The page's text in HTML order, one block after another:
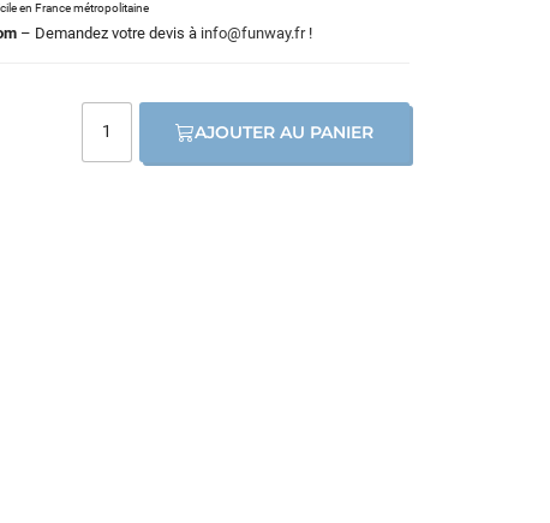
en France métropolitaine
– Demandez votre devis à info@funway.fr!
AJOUTER AU PANIER